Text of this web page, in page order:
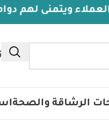
ويتمنى لهم دوام
الرشاقة والصحة